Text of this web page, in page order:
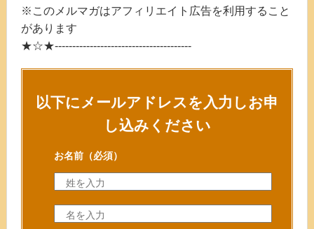
※このメルマガはアフィリエイト広告を利用すること
があります
★☆★---------------------------------------
以下にメールアドレスを入力しお申
し込みください
お名前（必須）